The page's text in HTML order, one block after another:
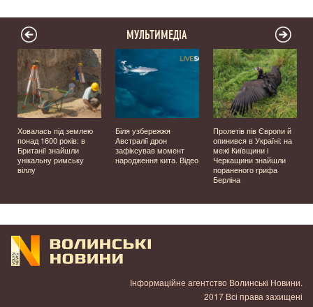
МУЛЬТИМЕДІА
Ховалась під землею
понад 1600 років: в
Британії знайшли
унікальну римську
віллу
Біля узбережжя
Австралії дрон
зафіксував момент
народження кита. Відео
Пролетів пів Європи й
опинився в Україні: на
межі Київщини і
Черкащини знайшли
пораненого грифа
Берліна
Інформаційне агентство Волинські Новини.
2017 Всі права захищені